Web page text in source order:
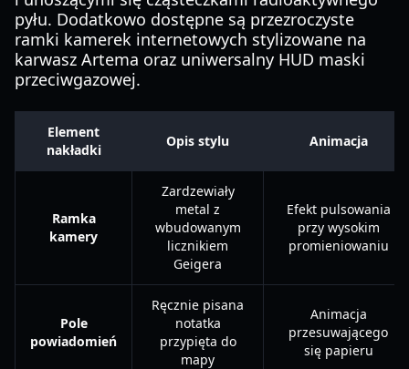
pyłu. Dodatkowo dostępne są przezroczyste
ramki kamerek internetowych stylizowane na
karwasz Artema oraz uniwersalny HUD maski
przeciwgazowej.
Element
nakładki
Opis stylu Animacja
Ramka
kamery
Zardzewiały
metal z
wbudowanym
licznikiem
Geigera
Efekt pulsowania
przy wysokim
promieniowaniu
Pole
powiadomień
Ręcznie pisana
notatka
przypięta do
mapy
Animacja
przesuwającego
się papieru